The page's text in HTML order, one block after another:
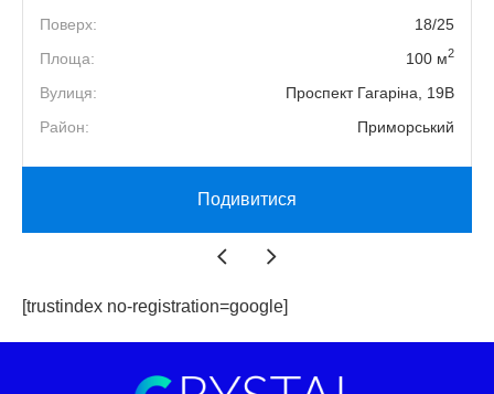
Поверх:
18/25
Площа:
100 м2
Вулиця:
Проспект Гагаріна, 19В
Район:
Приморський
Подивитися
[trustindex no-registration=google]